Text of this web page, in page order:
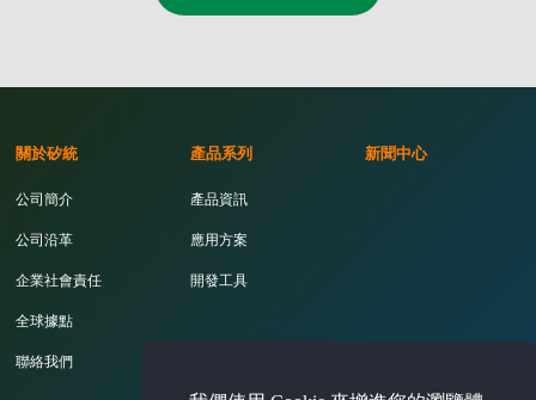
關於矽統
公司簡介
公司沿革
企業社會責任
全球據點
聯絡我們
產品系列
產品資訊
應用方案
開發工具
新聞中心